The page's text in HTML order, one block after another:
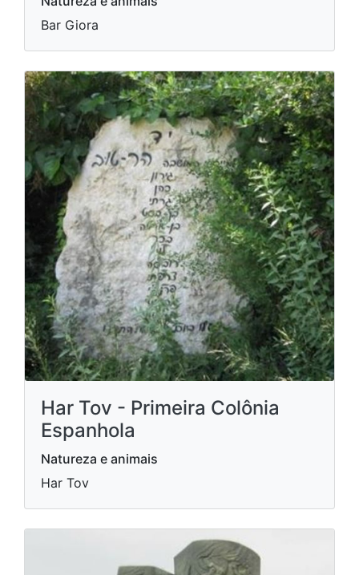
Bar Giora
Har Tov - Primeira Colônia
Espanhola
Natureza e animais
Har Tov